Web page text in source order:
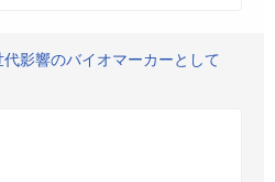
影響のバイオマーカーとして